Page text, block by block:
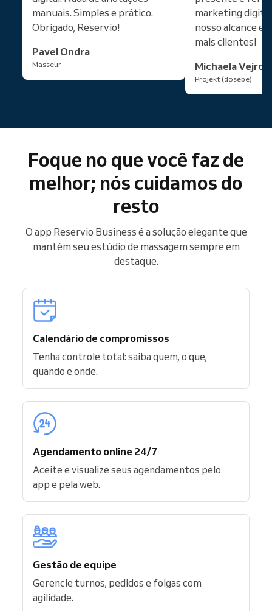
manuais. Simples e prático.
Obrigado, Reservio!
Pavel Ondra
Masseur
marketing
nosso alcance e
mais clientes!
Michaela
Projekt (dosebe)
Foque no que você faz de
melhor; nós cuidamos do
resto
O app Reservio Business é a solução elegante que
mantém seu estúdio de massagem sempre em
destaque.
Calendário de compromissos
Tenha controle total: saiba quem, o que,
quando e onde.
Agendamento online 24/7
Aceite e visualize seus agendamentos pelo
app e pela web.
Gestão de equipe
Gerencie turnos, pedidos e folgas com
agilidade.